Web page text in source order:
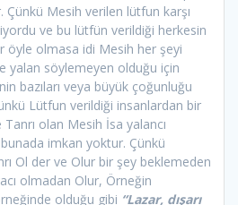
Mesih verilen lütfun karşı
ve bu lütfün verildiği herkesin
öyle olmasa idi Mesih her şeyi
yalan söylemeyen olduğu için
bazıları veya büyük çoğunluğu
Lütfun verildiği insanlardan bir
olan Mesih İsa yalancı
imkan yoktur. Çünkü
Ol der ve Olur bir şey beklemeden
olmadan Olur, Örneğin
olduğu gibi “Lazar, dışarı